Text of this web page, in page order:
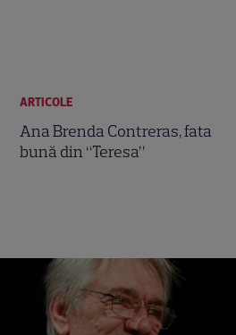
ARTICOLE
Ana Brenda Contreras, fata
bună din “Teresa”